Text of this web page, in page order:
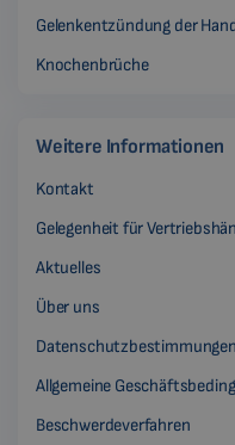
Gelenkentzündung der
Knochenbrüche
Weitere Informationen
Kontakt
Gelegenheit für
Aktuelles
Über uns
Datenschutzbestimmungen
Allgemeine
Beschwerdeverfahren